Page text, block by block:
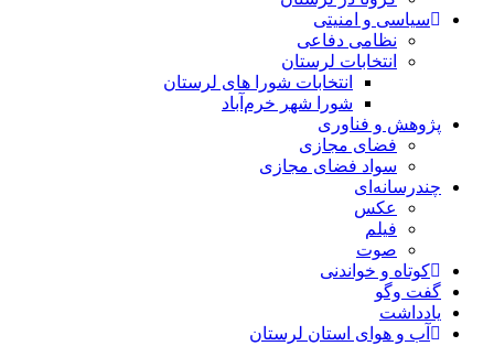
سیاسی و امنیتی
نظامی دفاعی
انتخابات لرستان
انتخابات شورا های لرستان
شورا شهر خرم‌آباد
پژوهش و فناوری
فضای مجازی
سواد فضای مجازی
چندرسانه‌ای
عكس
فیلم
صوت
کوتاه و خواندنی
گفت وگو
یادداشت
آب و هوای استان لرستان